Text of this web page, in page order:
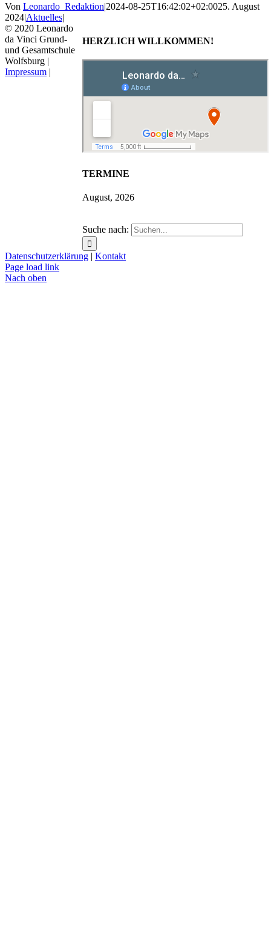
Von Leonardo_Redaktion|2024-08-25T16:42:02+02:0025. August
2024|Aktuelles|
HERZLICH WILLKOMMEN!
TERMINE
August, 2026
Suche nach:
© 2020 Leonardo
da Vinci Grund-
und Gesamtschule
Wolfsburg |
Impressum |
Datenschutzerklärung | Kontakt
Page load link
Nach oben